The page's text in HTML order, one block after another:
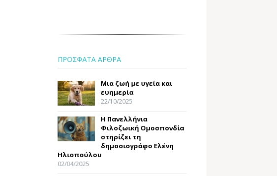
ΠΡΟΣΦΑΤΑ ΑΡΘΡΑ
Μια ζωή με υγεία και
ευημερία
22/10/2025
Η Πανελλήνια
Φιλοζωική Ομοσπονδία
στηρίζει τη
δημοσιογράφο Ελένη
Ηλιοπούλου
02/04/2025